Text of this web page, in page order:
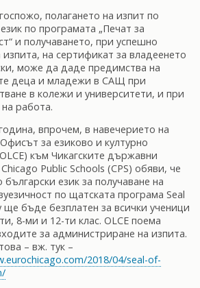
полагането на изпит по
по програмата „Печат за
и получаването, при успешно
изпита, на сертификат за владеенето
може да даде предимства на
деца и младежи в САЩ при
в колежи и университети, и при
работа.
впрочем, в навечерието на
за езиково и културно
към Чикагските държавни
Public Schools (CPS) oбяви, че
език за получаване на
по щатската програма Seal
ще бъде безплатен за всички ученици
8-ми и 12-ти клас. OLCE поема
за администриране на изпита.
– вж. тук –
2018/04/seal-of-